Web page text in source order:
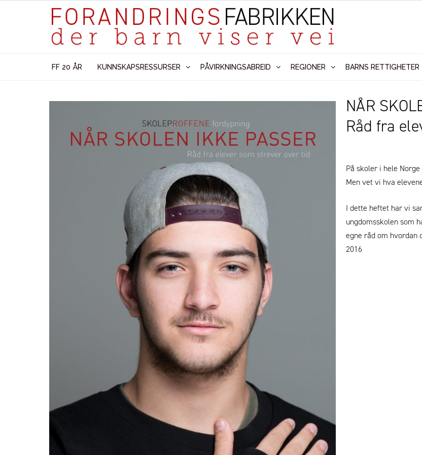
FF 20 ÅR KUNNSKAPSRESSURSER PÅVIRKNINGSABREID REGIONER BARNS RETTIGHETER
NÅR
Råd fra
På skoler i hele
Men vet vi hva
I dette heftet har vi
ungdomsskolen som
egne råd om hvordan
2016